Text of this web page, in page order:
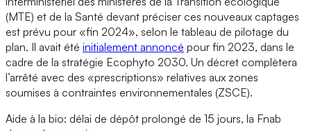
(MTE) et de la Santé devant préciser ces nouveaux captages
est prévu pour «fin 2024», selon le tableau de pilotage du
plan. Il avait été initialement annoncé pour fin 2023, dans le
cadre de la stratégie Ecophyto 2030. Un décret complètera
l’arrêté avec des «prescriptions» relatives aux zones
soumises à contraintes environnementales (ZSCE).
Aide à la bio: délai de dépôt prolongé de 15 jours, la Fnab